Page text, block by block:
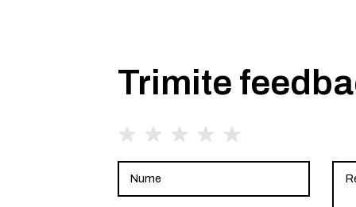
Trimite